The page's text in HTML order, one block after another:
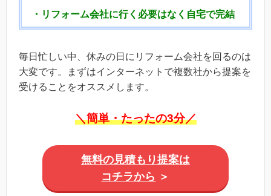
・リフォーム会社に行く必要はなく自宅で完結
毎日忙しい中、休みの日にリフォーム会社を回るのは
大変です。まずはインターネットで複数社から提案を
受けることをオススメします。
＼簡単・たったの3分／
無料の見積もり提案は
コチラから ＞